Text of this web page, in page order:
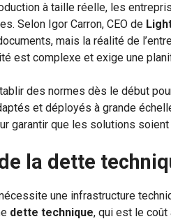
à taille réelle, les
Selon Igor Carron, CEO de
mais la réalité de
est complexe et exige une
des normes dès le début
et déployés à grande
garantir que les solutions
la dette
une infrastructure
dette technique, qui est le